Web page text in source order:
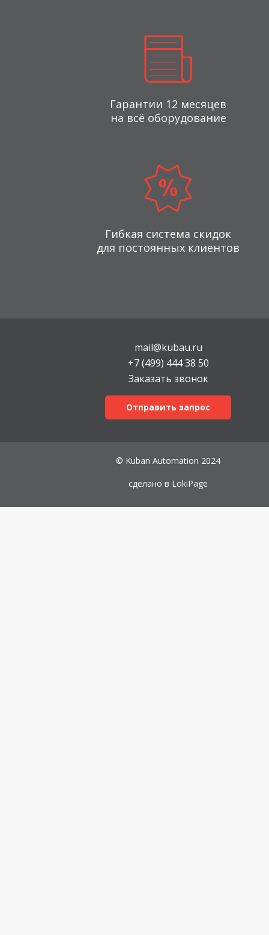
Гарантии 12 месяцев
на всё оборудование
Гибкая система скидок
для постоянных клиентов
mail@kubau.ru
+7 (499) 444 38 50
Заказать звонок
Отправить запрос
© Kuban Automation 2024
сделано в LokiPage